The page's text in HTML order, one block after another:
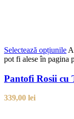
Selectează opțiunile
pot fi alese în pagina
Pantofi Rosii cu
339,00 lei